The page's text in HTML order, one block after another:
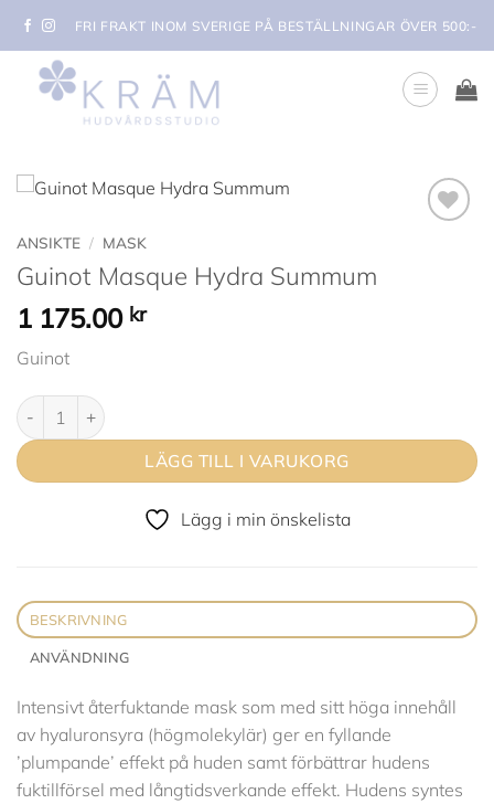
content
FRI FRAKT INOM SVERIGE PÅ BESTÄLLNINGAR ÖVER 500:-
ANSIKTE / MASK
Guinot Masque Hydra Summum
1 175.00 kr
Guinot
Guinot Masque Hydra Summum mängd
LÄGG TILL I VARUKORG
Lägg i min önskelista
BESKRIVNING
ANVÄNDNING
Intensivt återfuktande mask som med sitt höga innehåll
av hyaluronsyra (högmolekylär) ger en fyllande
’plumpande’ effekt på huden samt förbättrar hudens
fuktillförsel med långtidsverkande effekt. Hudens syntes